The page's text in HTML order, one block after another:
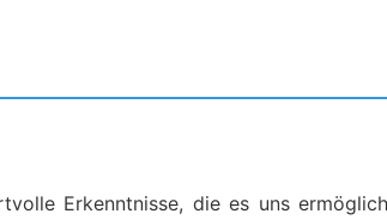
Erkenntnisse, die es uns